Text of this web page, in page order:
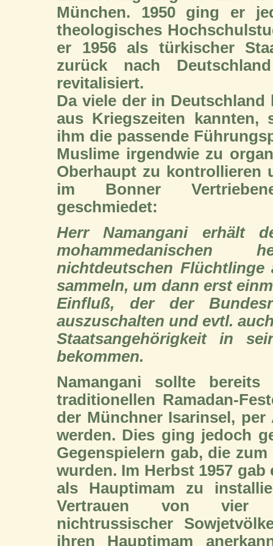
München. 1950 ging er
theologisches
er 1956 als türkischer
zurück nach
revitalisiert.
Da viele der in Deutschland
aus Kriegszeiten kannten,
ihm die passende
Muslime irgendwie zu
Oberhaupt zu kontrollieren
im Bonner
geschmiedet:
Herr Namangani erhält
mohammedanischen
nichtdeutschen
sammeln, um dann erst
Einfluß, der der
auszuschalten und evtl.
Staatsangehörigkeit in
bekommen.
Namangani sollte
traditionellen Ramadan-
der Münchner Isarinsel,
werden. Dies ging jedoch
Gegenspielern gab, die
wurden. Im Herbst 1957
als Hauptimam zu
Vertrauen von vier
nichtrussischer
ihren Hauptimam